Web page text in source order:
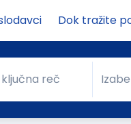
Dok tražite
rečreč Grad